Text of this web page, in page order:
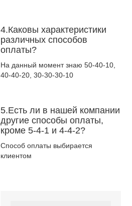
4.Каковы характеристики
различных способов
оплаты?
На данный момент знаю 50-40-10,
40-40-20, 30-30-30-10
5.Есть ли в нашей компании
другие способы оплаты,
кроме 5-4-1 и 4-4-2?
Способ оплаты выбирается
клиентом